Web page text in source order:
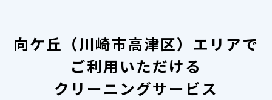
向ケ丘（川崎市高津区）エリアで
ご利用いただける
クリーニングサービス